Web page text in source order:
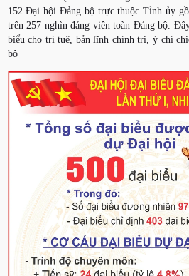
152 Đại hội Đảng bộ trực thuộc Tỉnh ủy
trên 257 nghìn đảng viên toàn Đảng bộ.
biểu cho trí tuệ, bản lĩnh chính trị, ý chí
bộ